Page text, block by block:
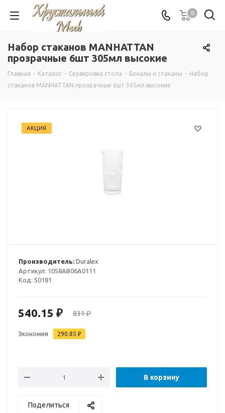
0
Набор стаканов MANHATTAN
прозрачные 6шт 305мл высокие
Главная - Каталог - Сервировка стола - Бокалы и стаканы - Набор
стаканов MANHATTAN прозрачные 6шт 305мл высокие
АКЦИЯ
Производитель: Duralex
Артикул: 1058AB06A0111
Код: 50181
540.15 ₽ 831₽
Экономия 290.85 ₽
В корзину
Поделиться